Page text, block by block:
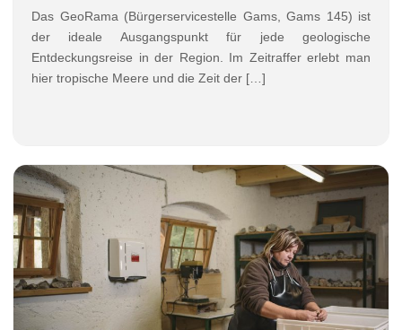
Das GeoRama (Bürgerservicestelle Gams, Gams 145) ist
der ideale Ausgangspunkt für jede geologische
Entdeckungsreise in der Region. Im Zeitraffer erlebt man
hier tropische Meere und die Zeit der […]